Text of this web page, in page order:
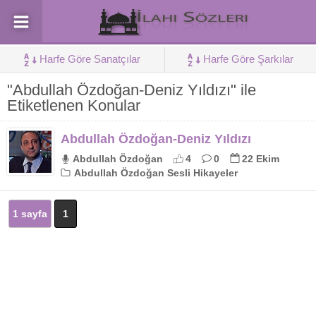
Harfe Göre Sanatçılar Harfe Göre Şarkılar
"Abdullah Özdoğan-Deniz Yıldızı" ile
Etiketlenen Konular
Abdullah Özdoğan-Deniz Yıldızı
Abdullah Özdoğan 4 0
22 Ekim
Abdullah Özdoğan Sesli Hikayeler
1 sayfa 1